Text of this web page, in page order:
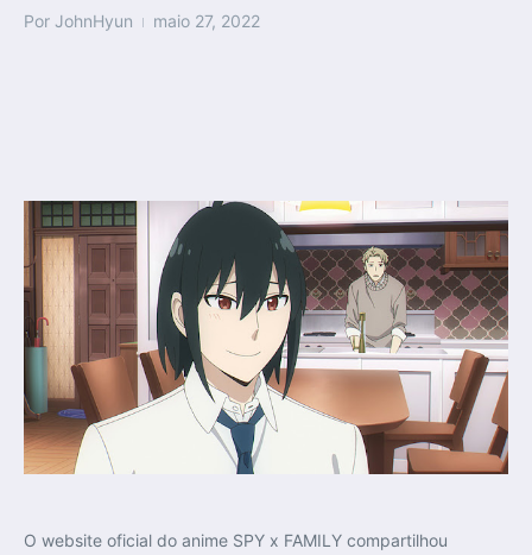
Por JohnHyun maio 27, 2022
O website oficial do anime SPY x FAMILY compartilhou